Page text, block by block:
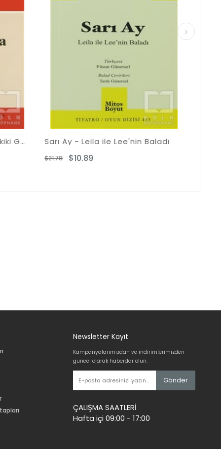
Baladı Oyun Sonu
$21.78
Newsletter Kayıt
Kampanyalarımızdan ve indirimlerimizden
güncel olarak haberdar olun.
Gönder
ÇALIŞMA SAATLERİ
Hafta içi 09:00 - 17:00